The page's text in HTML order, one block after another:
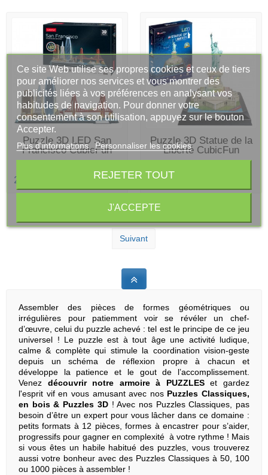
DERNIERS ARTICLES EN
STOCK
Puzzle 3D LED San
Francisco CubicFun
24,90 €
DERNIERS ARTICLES EN
STOCK
Puzzle 3D Statue de la
Liberté CubicFun
22,90 €
Suivant
Assembler des pièces de formes géométriques ou
irrégulières pour patiemment voir se révéler un chef-
d’œuvre, celui du puzzle achevé : tel est le principe de ce jeu
universel ! Le puzzle est à tout âge une activité ludique,
calme & complète qui stimule la coordination vision-geste
depuis un schéma de réflexion propre à chacun et
développe la patience et le gout de l’accomplissement.
Venez découvrir notre armoire à PUZZLESet gardez
l'esprit vif en vous amusant avec nos Puzzles Classiques,
en bois & Puzzles 3D! Avec nos Puzzles Classiques , pas
besoin d’être un expert pour vous lâcher dans ce domaine :
petits formats à 12 pièces, formes à encastrer pour s’aider,
progressifs pour gagner en complexité à votre rythme ! Mais
si vous êtes un habile habitué des puzzles, vous trouverez
aussi votre bonheur avec des Puzzles Classiques à 50, 100
ou 1000 pièces à assembler !
Ce site Web utilise ses propres cookies et ceux de tiers
pour améliorer nos services et vous montrer des
publicités liées à vos préférences en analysant vos
habitudes de navigation. Pour donner votre
consentement à son utilisation, appuyez sur le bouton
Accepter.
Plus d'informations Personnaliser les cookies
REJETER TOUT
J'ACCEPTE